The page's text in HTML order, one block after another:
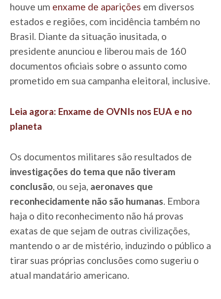
houve um enxame de aparições em diversos
estados e regiões, com incidência também no
Brasil. Diante da situação inusitada, o
presidente anunciou e liberou mais de 160
documentos oficiais sobre o assunto como
prometido em sua campanha eleitoral, inclusive.
Leia agora: Enxame de OVNIs nos EUA e no
planeta
Os documentos militares são resultados de
investigações do tema que não tiveram
conclusão, ou seja, aeronaves que
reconhecidamente não são humanas. Embora
haja o dito reconhecimento não há provas
exatas de que sejam de outras civilizações,
mantendo o ar de mistério, induzindo o público a
tirar suas próprias conclusões como sugeriu o
atual mandatário americano.